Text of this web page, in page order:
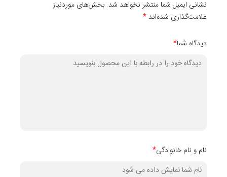
کدهای۱۰۱۱۰ ،10111 ۱۰۱۱۲، ، ۱۰۱۱۵، ۱۰۱۱۶، ۱۰۱۱۷
نشانی ایمیل شما منتشر نخواهد شد. بخش‌های موردنیاز
علامت‌گذاری شده‌اند*
دیدگاه شما*
نام و نام خانوادگی*